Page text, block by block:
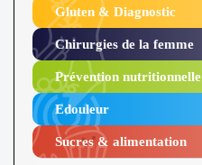
Gluten & Diagnostic
Chirurgies de la femme
Prévention nutritionnelle
Edouleur​
Sucres & alimentation​